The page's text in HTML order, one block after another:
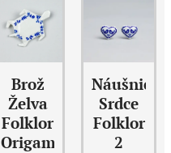
Brož
Želva
Folklor
Origami
Náušnice
Srdce
Folklor
2